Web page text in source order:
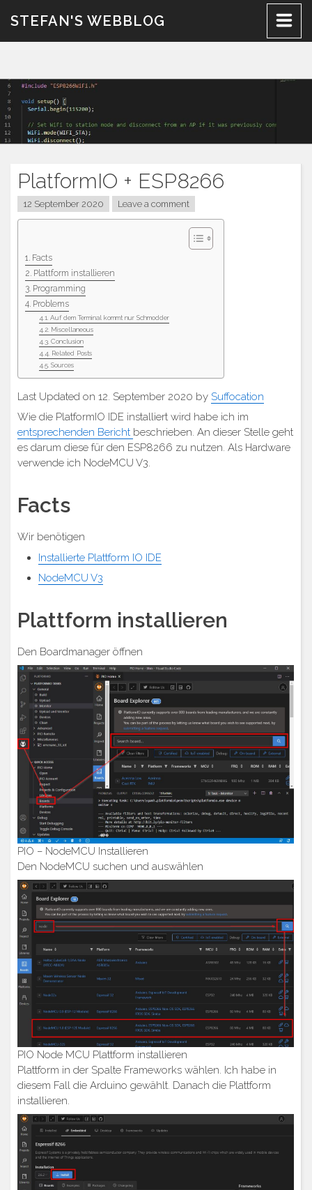
STEFAN'S WEBBLOG
PlatformIO + ESP8266
12 September 2020 Leave a comment
Facts
Plattform installieren
Programming
Problems
Auf dem Terminal kommt nur Schmodder
Miscellaneous
Conclusion
Related Posts
Sources
Last Updated on 12. September 2020 by Suffocation
Wie die PlatformIO IDE installiert wird habe ich im
entsprechenden Bericht beschrieben. An dieser Stelle geht
es darum diese für den ESP8266 zu nutzen. Als Hardware
verwende ich NodeMCU V3.
Facts
Wir benötigen
Installierte Plattform IO IDE
NodeMCU V3
Plattform installieren
Den Boardmanager öffnen
PIO – NodeMCU Installieren
Den NodeMCU suchen und auswählen
PIO Node MCU Plattform installieren
Plattform in der Spalte Frameworks wählen. Ich habe in
diesem Fall die Arduino gewählt. Danach die Plattform
installieren.